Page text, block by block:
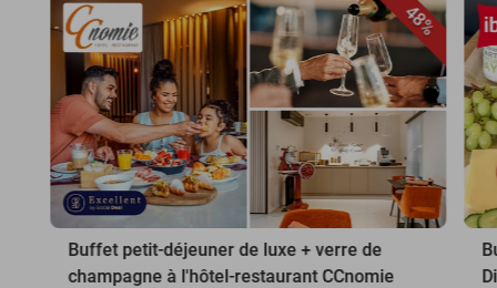
48%
Buffet petit-déjeuner de luxe + verre de
champagne à l'hôtel-restaurant CCnomie